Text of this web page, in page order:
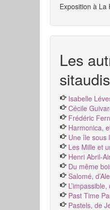
Exposition à La
Les
Isabelle
Cécile
Frédéric
Harmonica,
Une île sous
Les Mille et
Henri Abril-
Du même
Salomé,
Past Time
Pastels, de